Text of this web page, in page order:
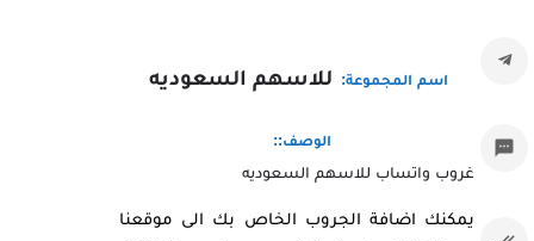
اسم المجموعة: للاسهم السعوديه
الوصف::
غروب واتساب للاسهم السعوديه
يمكنك اضافة الجروب الخاص بك الى موقعنا